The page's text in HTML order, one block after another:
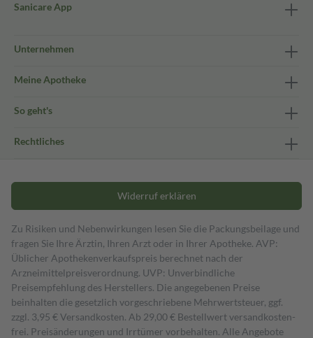
Sanicare App
Unternehmen
Meine Apotheke
So geht's
Rechtliches
Widerruf erklären
Zu Risiken und Nebenwirkungen lesen Sie die Packungsbeilage und
fragen Sie Ihre Ärztin, Ihren Arzt oder in Ihrer Apotheke. AVP:
Üblicher Apothekenverkaufspreis berechnet nach der
Arzneimittelpreisverordnung. UVP: Unverbindliche
Preisempfehlung des Herstellers. Die angegebenen Preise
beinhalten die gesetzlich vorgeschriebene Mehrwertsteuer, ggf.
zzgl. 3,95 € Versandkosten. Ab 29,00 € Bestell­wert versand­kosten­
frei. Preisänderungen und Irrtümer vorbehalten. Alle Angebote